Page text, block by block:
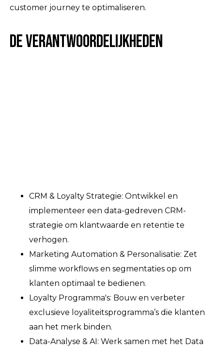
customer journey te optimaliseren.
De verantwoordelijkheden
CRM & Loyalty Strategie: Ontwikkel en
implementeer een data-gedreven CRM-
strategie om klantwaarde en retentie te
verhogen.
Marketing Automation & Personalisatie: Zet
slimme workflows en segmentaties op om
klanten optimaal te bedienen.
Loyalty Programma's: Bouw en verbeter
exclusieve loyaliteitsprogramma’s die klanten
aan het merk binden.
Data-Analyse & AI: Werk samen met het Data